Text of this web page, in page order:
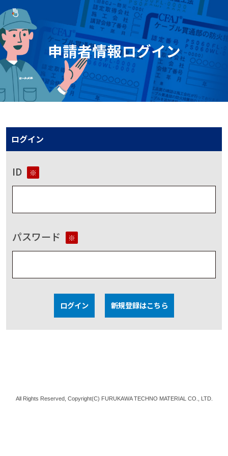
申請者情報ログイン
ログイン
ID ※
パスワード ※
ログイン 新規登録はこちら
All Rights Reserved, Copyright(C) FURUKAWA TECHNO MATERIAL CO., LTD.